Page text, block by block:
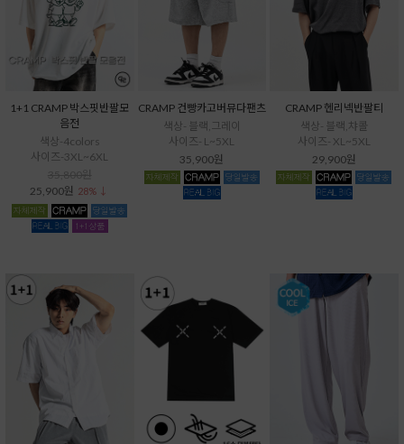
1+1 CRAMP 박스핏반팔모
음전
색상-4colors
사이즈-3XL~6XL
25,900원 28% ↓
CRAMP 건빵카고버뮤다팬츠
색상- 블랙,그레이
사이즈- L~5XL
35,900원
CRAMP 헨리넥반팔티
색상- 블랙,챠콜
사이즈- XL~5XL
29,900원